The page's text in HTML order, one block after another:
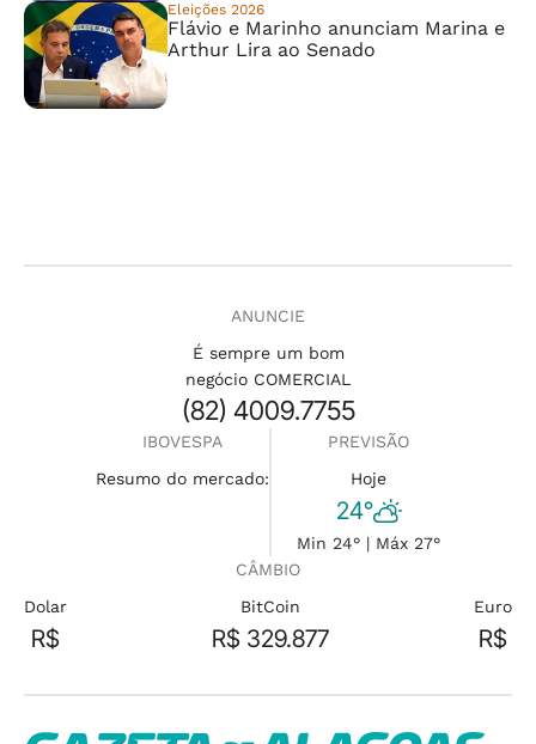
Eleições 2026
Flávio e Marinho anunciam Marina e
Arthur Lira ao Senado
ANUNCIE
É sempre um bom
negócio COMERCIAL
(82) 4009.7755
IBOVESPA
Resumo do mercado:
PREVISÃO
Hoje
24°
Min 24° | Máx 27°
CÂMBIO
Dolar
R$
BitCoin
R$ 329.877
Euro
R$